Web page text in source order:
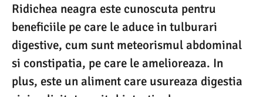
Ridichea neagra este cunoscuta pentru
beneficiile pe care le aduce in tulburari
digestive, cum sunt meteorismul abdominal
si constipatia, pe care le amelioreaza. In
plus, este un aliment care usureaza digestia